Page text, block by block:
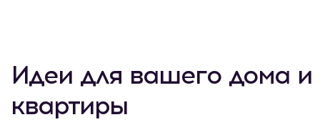
Идеи для вашего дома и
квартиры